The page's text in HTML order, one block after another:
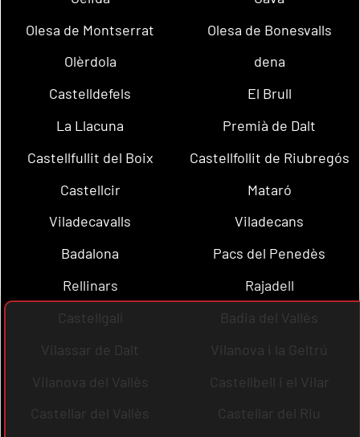
Olesa de Montserrat
Olesa de Bonesvalls
Olèrdola
dena
Castelldefels
El Brull
La Llacuna
Premià de Dalt
Castellfullit del Boix
Castellfollit de Riubregós
Castellcir
Mataró
Viladecavalls
Viladecans
Badalona
Pacs del Penedès
Rellinars
Rajadell
Castellgalí
Badia del Vallès
Vilassar de Dalt
Vilanova i la Geltrú
Vilanova del Vallès
Castellbell i el Vilar
Castellar del Vallès
Castellar del Riu